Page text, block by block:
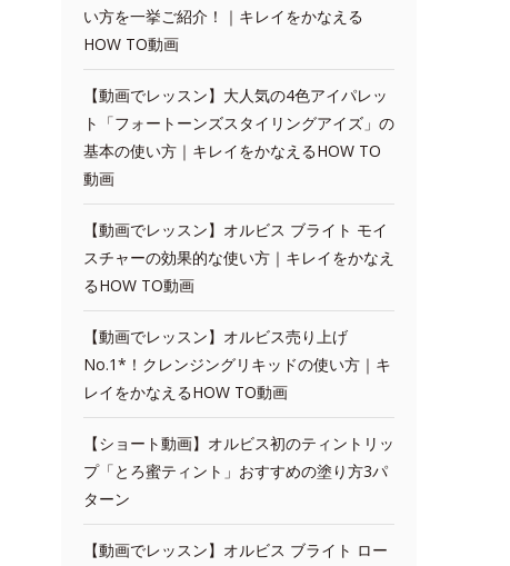
い方を一挙ご紹介！｜キレイをかなえる
HOW TO動画
【動画でレッスン】大人気の4色アイパレッ
ト「フォートーンズスタイリングアイズ」の
基本の使い方｜キレイをかなえるHOW TO
動画
【動画でレッスン】オルビス ブライト モイ
スチャーの効果的な使い方｜キレイをかなえ
るHOW TO動画
【動画でレッスン】オルビス売り上げ
No.1*！クレンジングリキッドの使い方｜キ
レイをかなえるHOW TO動画
【ショート動画】オルビス初のティントリッ
プ「とろ蜜ティント」おすすめの塗り方3パ
ターン
【動画でレッスン】オルビス ブライト ロー